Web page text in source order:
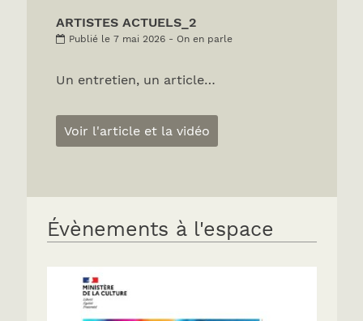
ARTISTES ACTUELS_2
Publié le 7 mai 2026 - On en parle
Un entretien, un article…
Voir l'article et la vidéo
Évènements à l'espace